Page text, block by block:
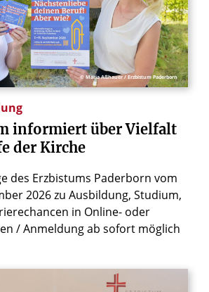
© Maria Aßhauer / Erzbistum Paderborn
informiert über Vielfalt
der Kirche
des Erzbistums Paderborn vom
2026 zu Ausbildung, Studium,
in Online- oder
/ Anmeldung ab sofort möglich